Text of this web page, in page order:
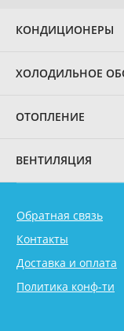
КОНДИЦИОНЕРЫ
ХОЛОДИЛЬНОЕ
ОТОПЛЕНИЕ
ВЕНТИЛЯЦИЯ
Обратная связь
Контакты
Доставка и оплата
Политика конф-ти